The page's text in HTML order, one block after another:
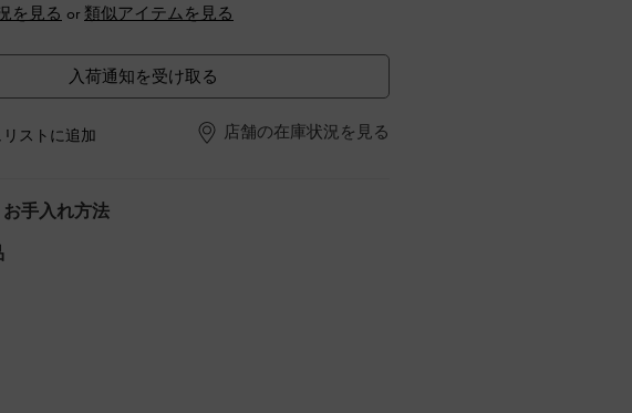
を見る or 類似アイテムを見る
入荷通知を受け取る
ストに追加 店舗の在庫状況を見る
手入れ方法